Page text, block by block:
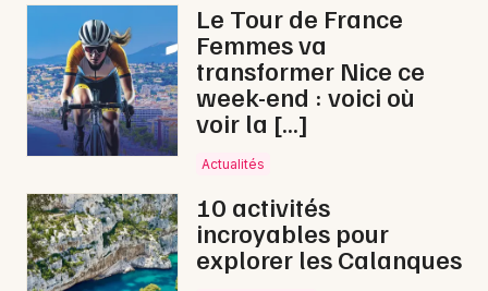
Sorties & loisirs
Matchs dans les Alpes de Hautes-Provence
Matchs en Provence-Alpes-Côte-d'Azur
Newsletter des sorties
Le Tour de France
Femmes va
transformer Nice ce
week-end : voici où
voir la […]
Actualités
10 activités
incroyables pour
explorer les Calanques